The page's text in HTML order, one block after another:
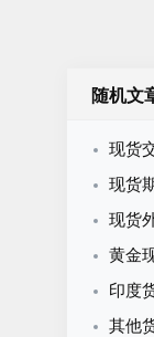
随机文
现货
现货
现货
黄金
印度
其他货